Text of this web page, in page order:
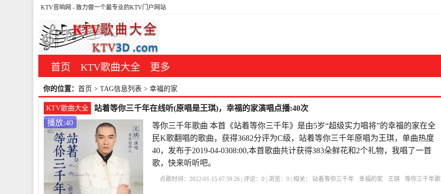
KTV音响网 - 致力做一个最专业的KTV门户网站
首页 KTV歌曲大全 更多
你的位置： 首页 > TAG信息列表 > 幸福的家
KTV歌曲大全
站着等你三千年在线听(原唱是王琪)，幸福的家演唱点播:40次
播放:40
等你三千年歌曲 本首《站着等你三千年》是由5岁“超级实力唱将”的幸福的家在全
民K歌翻唱的歌曲，获得3682分评为C级，站着等你三千年原唱为王琪，单曲热度
40，发布于2019-04-0308:00,本首歌曲共计获得383朵鲜花和2个礼物，我唱了一首
歌，快来听听吧。
点歌时间：2022-01-15 07:59:26 | 评论：0 | 浏览：0 | 相关： 站着等你三千年 幸福的家 王琪
等你三千年歌